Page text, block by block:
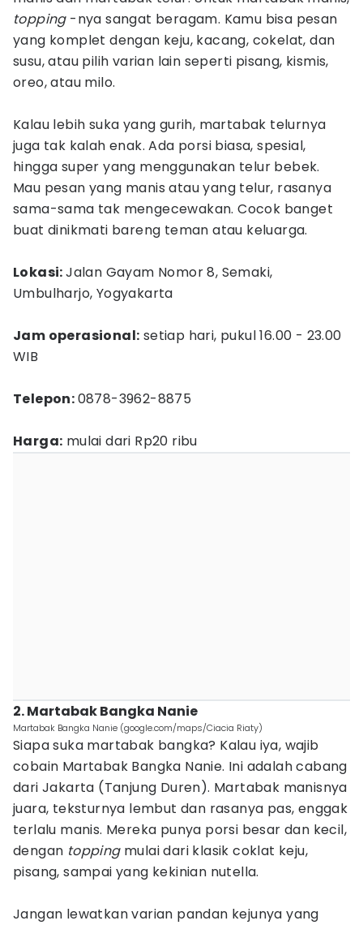
topping-nya sangat beragam. Kamu bisa pesan
yang komplet dengan keju, kacang, cokelat, dan
susu, atau pilih varian lain seperti pisang, kismis,
oreo, atau milo.
Kalau lebih suka yang gurih, martabak telurnya
juga tak kalah enak. Ada porsi biasa, spesial,
hingga super yang menggunakan telur bebek.
Mau pesan yang manis atau yang telur, rasanya
sama-sama tak mengecewakan. Cocok banget
buat dinikmati bareng teman atau keluarga.
Lokasi:Jalan Gayam Nomor 8, Semaki,
Umbulharjo, Yogyakarta
Jam operasional: setiap hari, pukul 16.00 - 23.00
WIB
Telepon:0878-3962-8875
Harga: mulai dari Rp20 ribu
2. Martabak Bangka Nanie
Martabak Bangka Nanie (google.com/maps/Ciacia Riaty)
Siapa suka martabak bangka? Kalau iya, wajib
cobain Martabak Bangka Nanie. Ini adalah cabang
dari Jakarta (Tanjung Duren). Martabak manisnya
juara, teksturnya lembut dan rasanya pas, enggak
terlalu manis. Mereka punya porsi besar dan kecil,
dengan toppingmulai dari klasik coklat keju,
pisang, sampai yang kekinian nutella.
Jangan lewatkan varian pandan kejunya yang